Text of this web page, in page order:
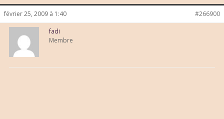
février 25, 2009 à 1:40 #266900
fadi
Membre